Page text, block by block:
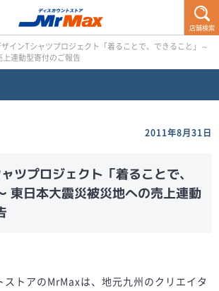
店舗検索
ザインTシャツプロジェクト「着ることで、できること」～
連動型寄付のご報告
2011年8月31日
ツプロジェクト「着ることで、
東日本大震災被災地への売上連動
ストアのMrMaxは、地元九州のクリエイタ